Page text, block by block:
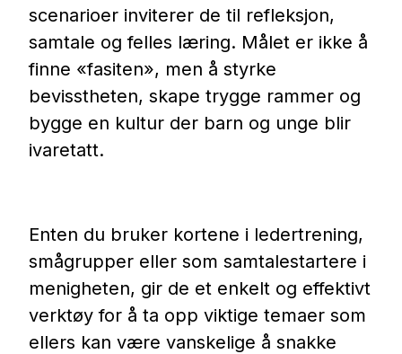
scenarioer inviterer de til refleksjon,
samtale og felles læring. Målet er ikke å
finne «fasiten», men å styrke
bevisstheten, skape trygge rammer og
bygge en kultur der barn og unge blir
ivaretatt.
Enten du bruker kortene i ledertrening,
smågrupper eller som samtalestartere i
menigheten, gir de et enkelt og effektivt
verktøy for å ta opp viktige temaer som
ellers kan være vanskelige å snakke